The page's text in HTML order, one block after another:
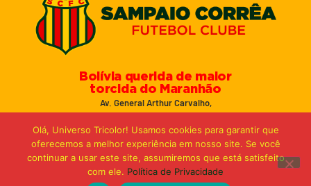
Bolívia querida de maior
torcida do Maranhão
Av. General Arthur Carvalho,
Email: marketing@sampaiocorreafc.com.br
© 2021 • Sampaio Corrêa Futebol Clube
Web Design: MP Marketing, Promo e Digital
Olá, Universo Tricolor! Usamos cookies para garantir que
oferecemos a melhor experiência em nosso site. Se você
continuar a usar este site, assumiremos que está satisfeito
com ele. Política de Privacidade